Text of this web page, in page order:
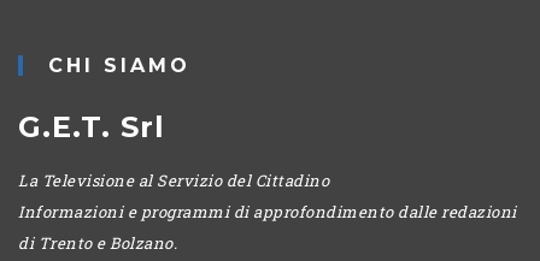
LEVICO
CHI SIAMO
G.E.T. Srl
La Televisione al Servizio del Cittadino
Informazioni e programmi di approfondimento dalle redazioni
di Trento e Bolzano.